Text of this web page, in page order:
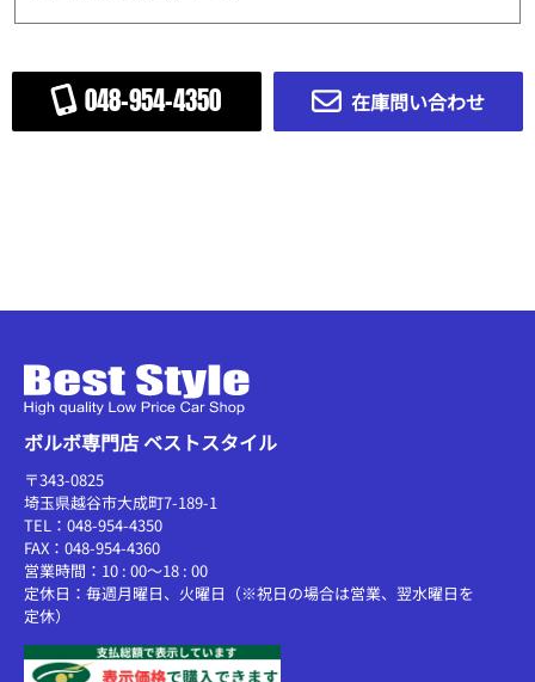
048-954-4350 在庫問い合わせ
ボルボ専門店 ベストスタイル
〒343-0825
埼玉県越谷市大成町7-189-1
TEL：048-954-4350
FAX：048-954-4360
営業時間：10 : 00～18 : 00
定休日：毎週月曜日、火曜日（※祝日の場合は営業、翌水曜日を
定休）